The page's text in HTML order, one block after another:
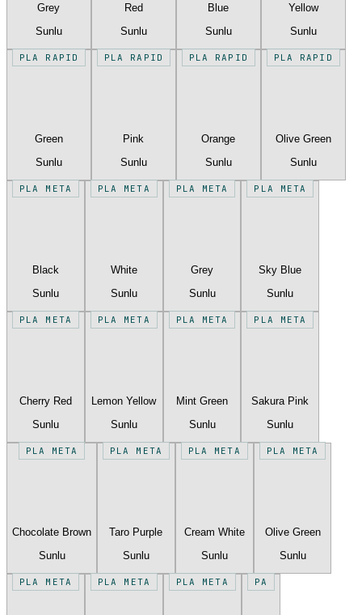
Grey
Sunlu
Red
Sunlu
Blue
Sunlu
Yellow
Sunlu
PLA RAPID
Green
Sunlu
PLA RAPID
Pink
Sunlu
PLA RAPID
Orange
Sunlu
PLA RAPID
Olive Green
Sunlu
PLA META
Black
Sunlu
PLA META
White
Sunlu
PLA META
Grey
Sunlu
PLA META
Sky Blue
Sunlu
PLA META
Cherry Red
Sunlu
PLA META
Lemon Yellow
Sunlu
PLA META
Mint Green
Sunlu
PLA META
Sakura Pink
Sunlu
PLA META
Chocolate Brown
Sunlu
PLA META
Taro Purple
Sunlu
PLA META
Cream White
Sunlu
PLA META
Olive Green
Sunlu
PLA META PLA META PLA META PA